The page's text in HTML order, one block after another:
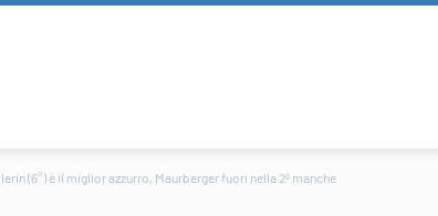
(6°) è il miglior azzurro, Maurberger fuori nella 2ª manche